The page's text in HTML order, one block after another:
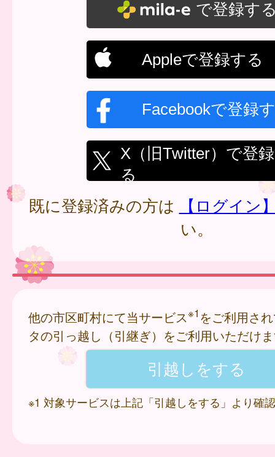
で登録す
Appleで登録する
Facebookで登録
X（旧Twitter）で登
る
既に登録済みの方は
【ログイン
い。
他の市区町村にて当サービス※1 をご利用さ
タの引っ越し（引継ぎ）をご利用いただけ
※1 対象サービスは上記「引越しをする」より確